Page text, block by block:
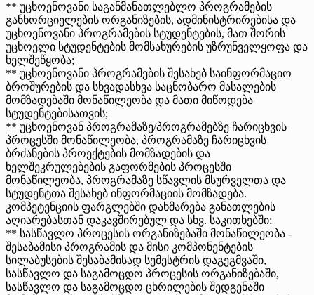
** უცხოენოვანი საგანმანათლებლო პროგრამების
განხორციელების ორგანიზების, ადმინისტრირებისა და
უცხოენოვანი პროგრამების სტუდენტების, მათ შორის
უცხოელი სტუდენტების მომსახურების უზრუნველყოფა და
ხელშეწყობა;
** უცხოენოვანი პროგრამების შესახებ საინფორმაციო
ბროშურების და სხვადასხვა საცნობარო მასალების
მომზადებაში მონაწილეობა და მათი მიწოდება
სტუდენტებისათვის;
** უცხოენოვან პროგრამაზე/პროგრამებზე ჩარიცხვის
პროცესში მონაწილეობა, პროგრამაზე ჩარიცხვის
ბრძანების პროექტების მომზადების და
ხელშეკრულებების გაფორმების პროცესში
მონაწილეობა, პროგრამაზე სწავლის მსურველთა და
სტუდენტთა შესახებ ინფორმაციის მომზადება.
კომპეტენციის ფარგლებში დახმარება განათლების
აღიარებასთან დაკავშირებულ და სხვ. საკითხებში;
** სასწავლო პროცესის ორგანიზებაში მონაწილეობა -
შესაბამისი პროგრამის და მისი კომპონენტების
სილაბუსების შესაბამისად სემესტრის დაგეგმვაში,
სასწავლო და საგამოცდო პროცესის ორგანიზებაში,
სასწავლო და საგამოცდო ცხრილების შედგენაში